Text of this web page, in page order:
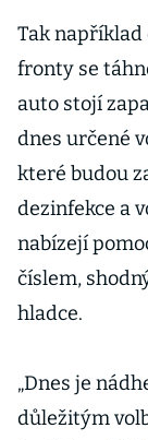
Tak například
fronty se
auto stojí
dnes určené
které budou
dezinfekce a
nabízejí
číslem,
hladce.
„Dnes je
důležitým